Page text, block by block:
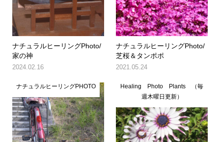
ナチュラルヒーリングPhoto/
家の神
2024.02.16
ナチュラルヒーリングPhoto/
芝桜＆タンポポ
2021.05.24
ナチュラルヒーリングPHOTO
Healing Photo Plants （毎
週木曜日更新）